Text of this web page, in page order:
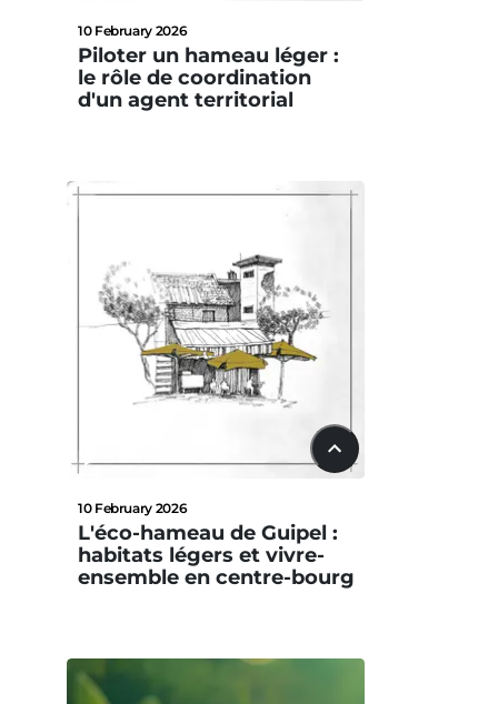
10 February 2026
Piloter un hameau léger :
le rôle de coordination
d'un agent territorial
10 February 2026
L'éco-hameau de Guipel :
habitats légers et vivre-
ensemble en centre-bourg